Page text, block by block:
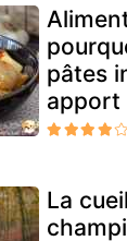
pâtes
apport
La